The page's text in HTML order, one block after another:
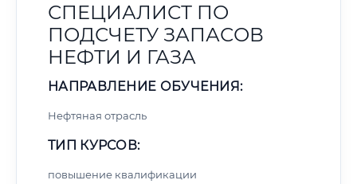
СПЕЦИАЛИСТ ПО
ПОДСЧЕТУ ЗАПАСОВ
НЕФТИ И ГАЗА
НАПРАВЛЕНИЕ ОБУЧЕНИЯ:
Нефтяная отрасль
ТИП КУРСОВ:
повышение квалификации